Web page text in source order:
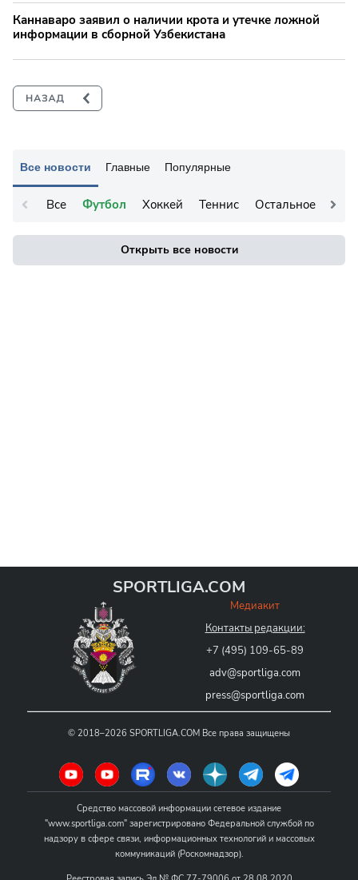
Все новости Главные Популярные
Все Футбол Хоккей Теннис Остальное
Открыть все новости
Каннаваро заявил о наличии крота и утечке ложной
информации в сборной Узбекистана
SPORTLIGA.COM
Медиакит
Контакты редакции:
+7 (495) 109-65-89
adv@sportliga.com
press@sportliga.com
© 2018–2026 SPORTLIGA.COM Все права защищены
Средство массовой информации сетевое издание
"www.sportliga.com" зарегистрировано Федеральной службой по
надзору в сфере связи, информационных технологий и массовых
коммуникаций (Роскомнадзор).